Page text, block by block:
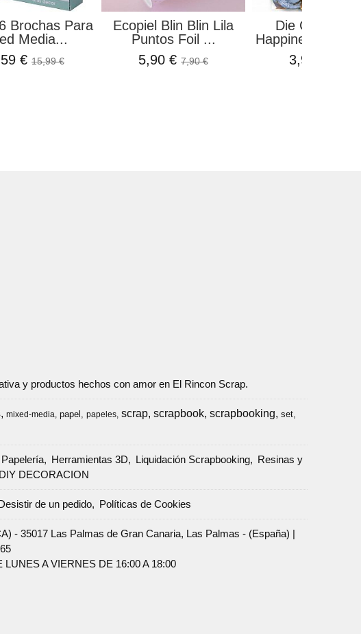
Brochas Para
Media...
€ 15,99 €
Ecopiel Blin Blin Lila
Puntos Foil ...
5,90 €7,90 €
Die Cuts
Happiness
3,99 €
y productos hechos con amor en El Rincon Scrap.
mixed-media papel papeles scrap scrapbook scrapbooking set
Papelería Herramientas 3D Liquidación Scrapbooking
Resinas y
DIY DECORACION
de un pedido Políticas de Cookies
- 35017 Las Palmas de Gran Canaria, Las Palmas - (España) |
A VIERNES DE 16:00 A 18:00